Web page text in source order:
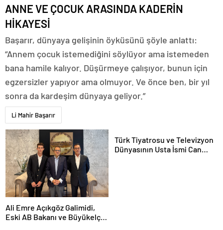
ANNE VE ÇOCUK ARASINDA KADERİN
HİKAYESİ
Başarır, dünyaya gelişinin öyküsünü şöyle anlattı:
“Annem çocuk istemediğini söylüyor ama istemeden
bana hamile kalıyor. Düşürmeye çalışıyor, bunun için
egzersizler yapıyor ama olmuyor. Ve önce ben, bir yıl
sonra da kardeşim dünyaya geliyor.”
Li Mahir Başarır
Ali Emre Açıkgöz Galimidi,
Eski AB Bakanı ve Büyükelçi
Türk Tiyatrosu ve Televizyon
Dünyasının Usta İsmi Can